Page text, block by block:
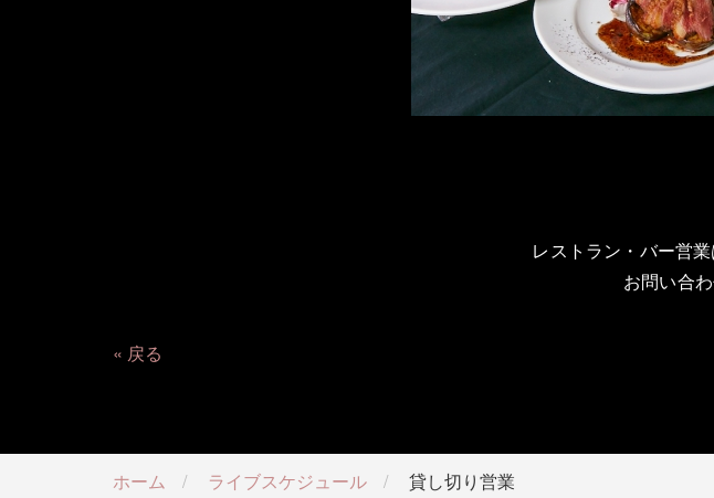
レストラン・バー営
お問い合わ
戻る
ホーム ライブスケジュール 貸し切り営業